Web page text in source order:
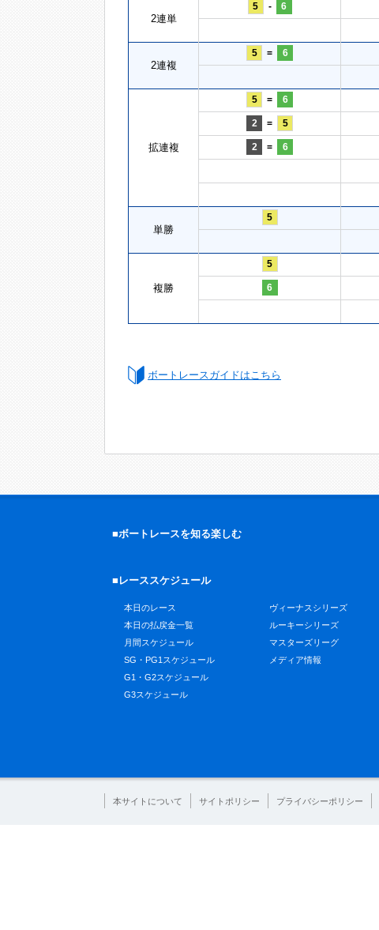
2連単
5 - 6
2連複
5 = 6
拡連複
5 = 6
2 = 5
2 = 6
単勝
5
複勝
5
6
ボートレースガイドはこちら
■ボートレースを知る楽しむ
■レーススケジュール
本日のレース
本日の払戻金一覧
月間スケジュール
SG・PG1スケジュール
G1・G2スケジュール
G3スケジュール
ヴィーナスシリーズ
ルーキーシリーズ
マスターズリーグ
メディア情報
本サイトについて サイトポリシー プライバシーポリシー